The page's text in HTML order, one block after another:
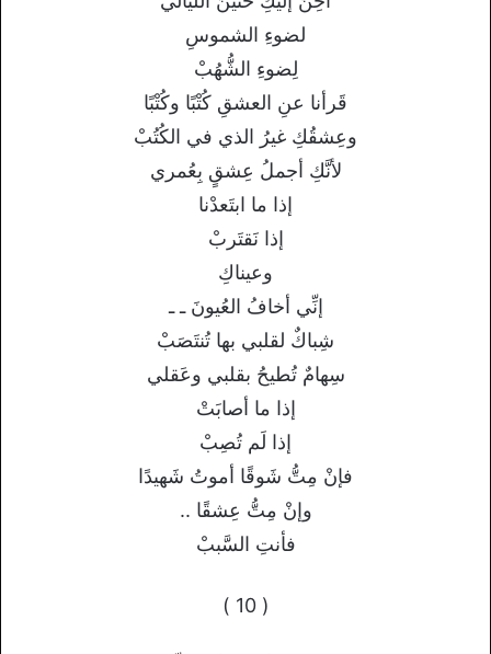
لضوءِ الشموسِ
لِضوءِ الشُّهُبْ
قَرأنا عنِ العشقِ كُتْبًا وكُتْبًا
وعِشقُكِ غيرُ الذي في الكُتُبْ
لأنَّكِ أجملُ عِشقٍ بِعُمري
إذا ما ابتَعدْنا
إذا نَقتَربْ
وعيناكِ
إنِّي أخافُ العُيونَ ـ ـ
شِباكٌ لقلبي بها تُنتَصَبْ
سِهامٌ تُطيحُ بقلبي وعَقلي
إذا ما أصابَتْ
إذا لَم تُصِبْ
فإنْ مِتُّ شَوقًا أموتُ شَهيدًا
وإنْ مِتُّ عِشقًا ..
فأنتِ السَّببْ
( 10 )